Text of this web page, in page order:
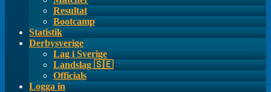
Resultat
Bootcamp
Statistik
Derbysverige
Lag i Sverige
Landslag 🇸🇪
Officials
Logga in